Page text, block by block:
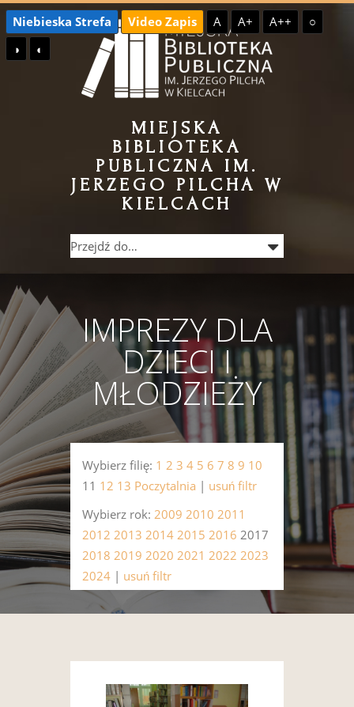
Przejdź
do
treści
Przejdź
do
menu
Niebieska Strefa Video Zapis A A+ A++
○
◑
◐
MIEJSKA
BIBLIOTEKA
PUBLICZNA IM.
JERZEGO PILCHA W
KIELCACH
IMPREZY DLA
DZIECI I
MŁODZIEŻY
Wybierz filię: 1 2 3 4 5 6 7 8 9 10
11 12 13 Poczytalnia | usuń filtr
Wybierz rok: 2009 2010 2011
2012 2013 2014 2015 2016 2017
2018 2019 2020 2021 2022 2023
2024 | usuń filtr